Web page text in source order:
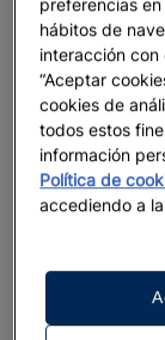
preferencias
hábitos de
interacción con
“Aceptar
cookies de
todos estos
información
Política de
accediendo a